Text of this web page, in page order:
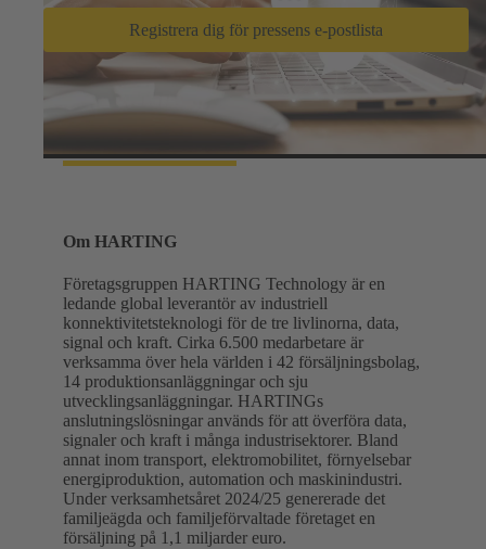
Registrera dig för pressens e-postlista
Om HARTING
Företagsgruppen HARTING Technology är en
ledande global leverantör av industriell
konnektivitetsteknologi för de tre livlinorna, data,
signal och kraft. Cirka 6.500 medarbetare är
verksamma över hela världen i 42 försäljningsbolag,
14 produktionsanläggningar och sju
utvecklingsanläggningar. HARTINGs
anslutningslösningar används för att överföra data,
signaler och kraft i många industrisektorer. Bland
annat inom transport, elektromobilitet, förnyelsebar
energiproduktion, automation och maskinindustri.
Under verksamhetsåret 2024/25 genererade det
familjeägda och familjeförvaltade företaget en
försäljning på 1,1 miljarder euro.